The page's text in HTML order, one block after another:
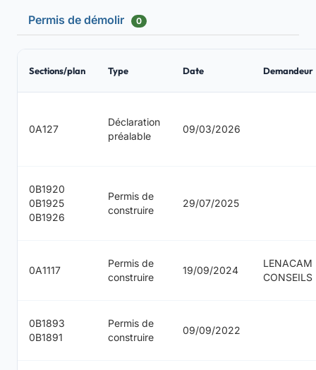
Permis de démolir 0
Sections/plan Type Date Demandeur
0A127
Déclaration
préalable
09/03/2026
0B1920
0B1925
0B1926
Permis de
construire
29/07/2025
0A1117
Permis de
construire
19/09/2024
LENACAM
CONSEILS
0B1893
0B1891
Permis de
construire
09/09/2022